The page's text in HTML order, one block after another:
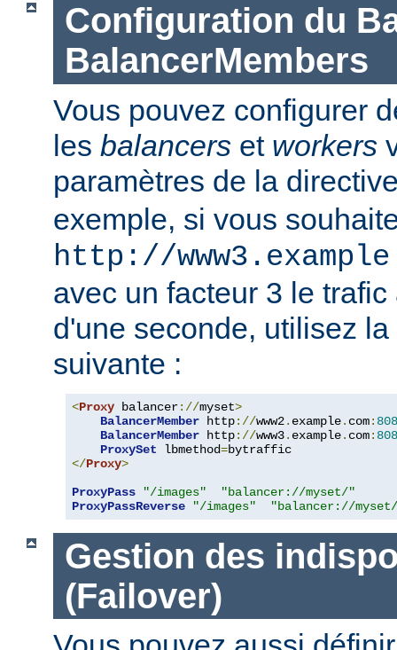
Configuration du
BalancerMembers
Vous pouvez configurer
les balancers et workers
paramètres de la
exemple, si vous
http://
avec un facteur 3 le
d'une seconde, utilisez
suivante :
<Proxy balancer://myset>
BalancerMember http://www2. example. com:
BalancerMember http://www3. example. com:
ProxySet lbmethod=
</Proxy>
ProxyPass
"/images"
"balancer://myset/"
ProxyPassReverse
"/images" "balancer://
Gestion des
(Failover)